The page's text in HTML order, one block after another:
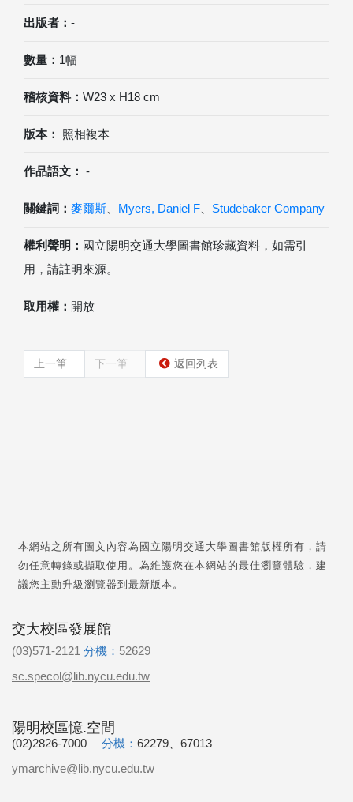
出版者： -
數量： 1幅
稽核資料： W23 x H18 cm
版本： 照相複本
作品語文： -
關鍵詞： 麥爾斯、 Myers, Daniel F、 Studebaker Company
權利聲明： 國立陽明交通大學圖書館珍藏資料，如需引
用，請註明來源。
取用權： 開放
上一筆 下一筆 返回列表
本網站之所有圖文內容為國立陽明交通大學圖書館版權所有，請
勿任意轉錄或擷取使用。為維護您在本網站的最佳瀏覽體驗，建
議您主動升級瀏覽器到最新版本。
交大校區發展館
(03)571-2121 分機： 52629
sc.specol@lib.nycu.edu.tw
陽明校區憶.空間
(02)2826-7000 分機： 62279、67013
ymarchive@lib.nycu.edu.tw